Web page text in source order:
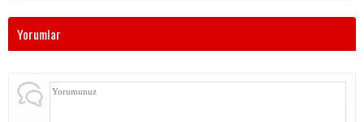
Yorumlar